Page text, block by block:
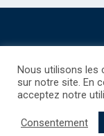
©CNRS EDITIONS
Droits étrangers /
Nous utilisons les
sur notre site. En
acceptez notre
Consentement